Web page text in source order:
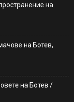
на
на Ботев,
на Ботев /